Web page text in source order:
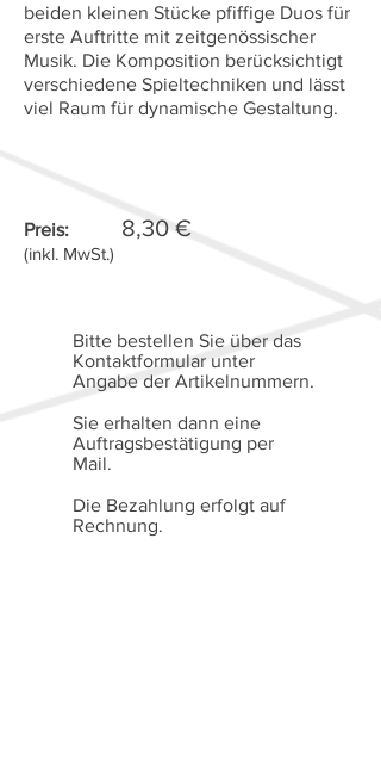
beiden kleinen Stücke pfiffige Duos für
erste Auftritte mit zeitgenössischer
Musik. Die Komposition berücksichtigt
verschiedene Spieltechniken und lässt
viel Raum für dynamische Gestaltung.
Preis: 8,30 €
(inkl. MwSt.)
Bitte bestellen Sie über das
Kontaktformular unter
Angabe der Artikelnummern.
Sie erhalten dann eine
Auftragsbestätigung per
Mail.
Die Bezahlung erfolgt auf
Rechnung.